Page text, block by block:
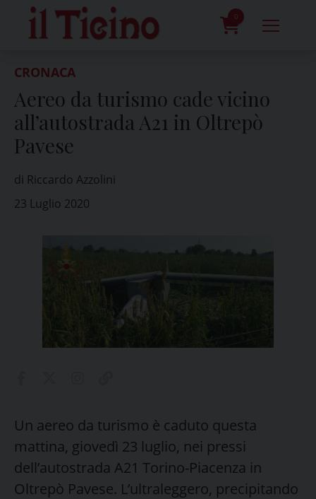
content
0
CRONACA
Aereo da turismo cade vicino
all’autostrada A21 in Oltrepò
Pavese
di Riccardo Azzolini
23 Luglio 2020
Un aereo da turismo è caduto questa
mattina, giovedì 23 luglio, nei pressi
dell’autostrada A21 Torino-Piacenza in
Oltrepò Pavese. L’ultraleggero, precipitando